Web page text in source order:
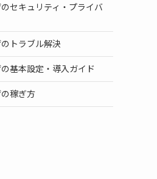
セキュリティ・プライバ
トラブル解決
基本設定・導入ガイド
稼ぎ方